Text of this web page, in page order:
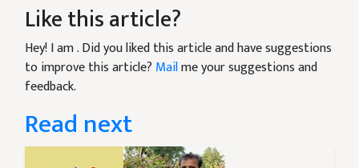
Like this article?
Hey! I am. Did you liked this article and have suggestions
to improve this article? Mailme your suggestions and
feedback.
Read next